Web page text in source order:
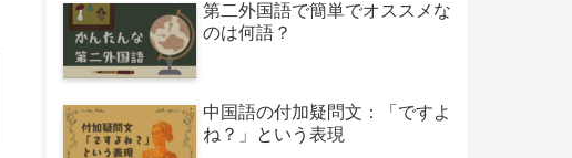
第二外国語で簡単でオススメな
のは何語？
中国語の付加疑問文：「ですよ
ね？」という表現